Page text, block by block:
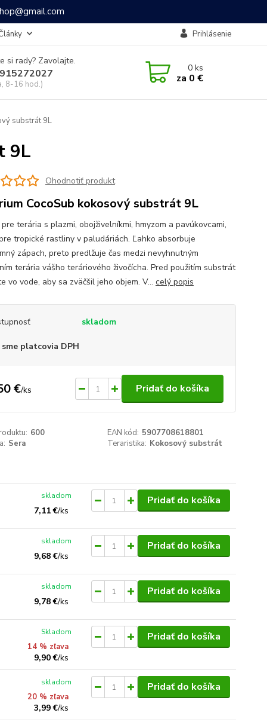
Prihlásenie
si rady? Zavolajte.
8-16 hod.)
0ks
za 0 €
substrát 9L
9L
Ohodnotiť produkt
CocoSub kokosový substrát 9L
terária s plazmi, obojživelníkmi, hmyzom a pavúkovcami,
tropické rastliny v paludáriách. Ľahko absorbuje
zápach, preto predlžuje čas medzi nevyhnutným
terária vášho teráriového živočícha. Pred použitím substrát
vo vode, aby sa zväčšil jeho objem. V... celý popis
skladom
sme platcovia DPH
€/ks Pridať do košíka
600 EAN kód: 5907708618801
Sera Teraristika: Kokosový substrát
7,11 €/ks
skladom Pridať do košíka
9,68 €/ks
skladom Pridať do košíka
9,78 €/ks
skladom Pridať do košíka
14 % zľava
9,90 €/ks
Skladom Pridať do košíka
20 % zľava
3,99 €/ks
skladom Pridať do košíka